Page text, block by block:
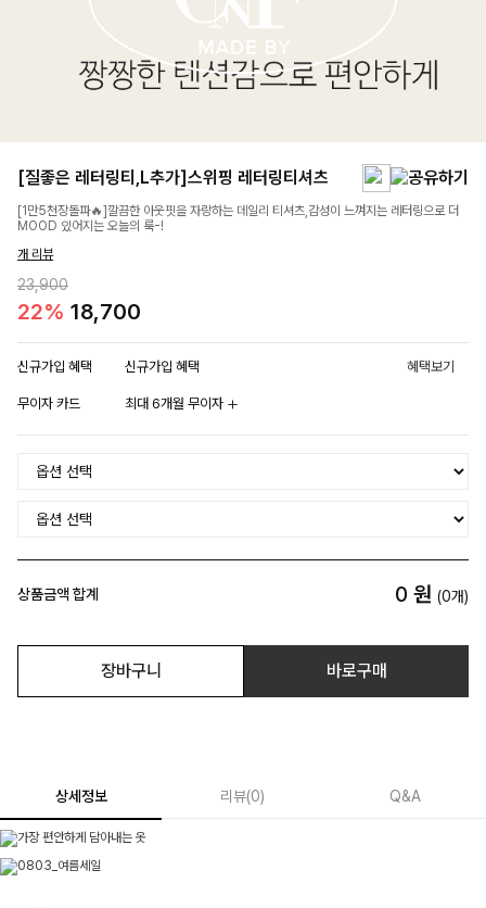
[질좋은 레터링티,L추가]스위핑 레터링티셔츠
[1만5천장돌파🔥]깔끔한 아웃핏을 자랑하는 데일리 티셔츠,감성이 느껴지는 레터링으로 더
MOOD 있어지는 오늘의 룩-!
개 리뷰
23,900
22% 18,700
신규가입 혜택 신규가입 혜택 혜택보기
무이자 카드 최대 6개월 무이자
상품금액 합계 0 원 (0개)
장바구니 바로구매
상세정보 리뷰(0) Q&A